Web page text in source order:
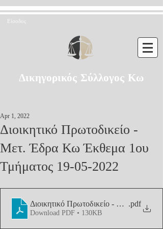
Είσοδος
Δικηγορικός Σύλλογος Κω
Διοικητικό Πρωτοδικείο -
Μετ. Έδρα Κω Έκθεμα 1ου
Τμήματος 19-05-2022
Apr 1, 2022
Διοικητικό Πρωτοδικείο - Μετ. Έδρα
.pdf
Download PDF • 130KB